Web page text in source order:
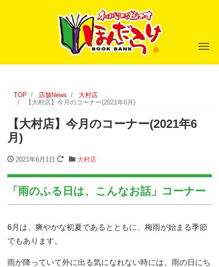
ナ
TOP 店舗News
大村店
【大村店】今月のコーナー(2021年6月)
【大村店】今月のコーナー(2021年6
月)
2021年6月1日 大村店
「雨のふる日は、こんなお話」コーナー
6月は、爽やかな初夏であるとともに、梅雨が始まる季節
でもあります。
雨が降っていて外に出る気になれない時には、雨の日にち